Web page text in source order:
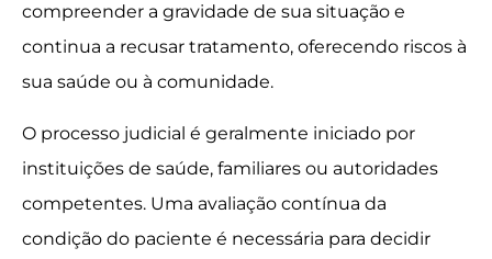
compreender a gravidade de sua situação e
continua a recusar tratamento, oferecendo riscos à
sua saúde ou à comunidade.
O processo judicial é geralmente iniciado por
instituições de saúde, familiares ou autoridades
competentes. Uma avaliação contínua da
condição do paciente é necessária para decidir